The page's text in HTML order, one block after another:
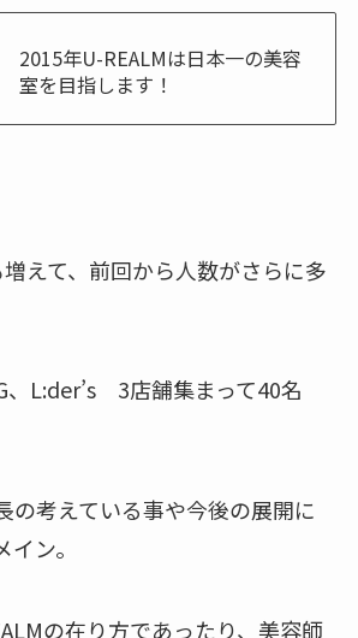
2015年U-REALMは日本一の美容
室を目指します！
えて、前回から人数がさらに多
、L:der’s 3店舗集まって40名
の考えている事や今後の展開に
ン。
の在り方であったり、美容師